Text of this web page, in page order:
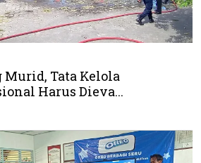
Murid, Tata Kelola
Harus Dieva...